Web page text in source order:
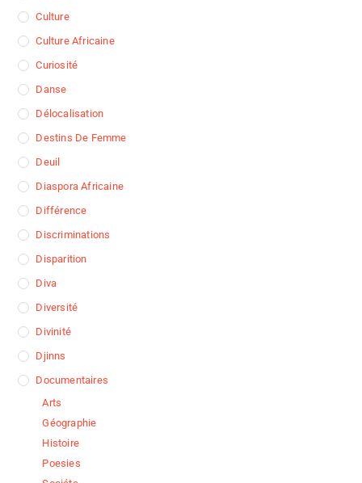
Culture
Culture Africaine
Curiosité
Danse
Délocalisation
Destins De Femme
Deuil
Diaspora Africaine
Différence
Discriminations
Disparition
Diva
Diversité
Divinité
Djinns
Documentaires
Arts
Géographie
Histoire
Poesies